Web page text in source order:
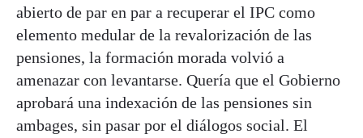
abierto de par en par a recuperar el IPC como
elemento medular de la revalorización de las
pensiones, la formación morada volvió a
amenazar con levantarse. Quería que el Gobierno
aprobará una indexación de las pensiones sin
ambages, sin pasar por el diálogos social. El